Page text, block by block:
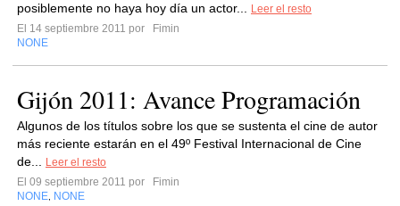
posiblemente no haya hoy día un actor...
Leer el resto
El 14 septiembre 2011 por
Fimin
NONE
Gijón 2011: Avance Programación
Algunos de los títulos sobre los que se sustenta el cine de autor
más reciente estarán en el 49º Festival Internacional de Cine
de...
Leer el resto
El 09 septiembre 2011 por
Fimin
NONE NONE